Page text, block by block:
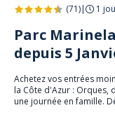
(71)| 1
Parc
depuis 5
Achetez vos entrées
la Côte d'Azur : Orques,
une journée en famille.